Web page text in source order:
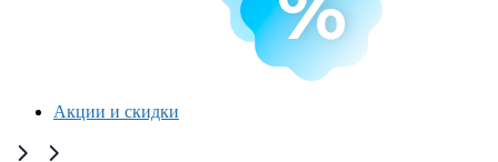
Акции и скидки